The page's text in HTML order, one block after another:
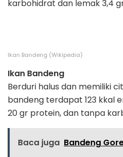
karbohidrat dan lemak 3,4
Ikan Bandeng (Wikipedia)
Ikan Bandeng
Berduri halus dan memiliki
bandeng terdapat 123 kkal
20 gr protein, dan tanpa
Baca juga Bandeng